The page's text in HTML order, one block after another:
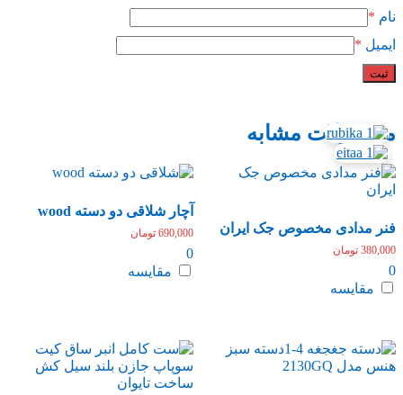
نام *
ایمیل *
محصولات مشابه
فنر مدادی مخصوص جک ایران
380,000 تومان
0
مقایسه
آچار شلاقی دو دسته wood
690,000 تومان
0
مقایسه